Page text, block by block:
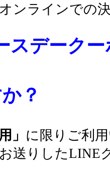
ンラインでの
スデーク
？
」 に限りご利
送りしたLINE